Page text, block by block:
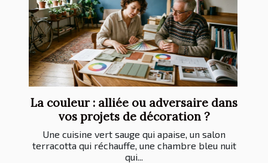
La couleur : alliée ou adversaire dans
vos projets de décoration ?
Une cuisine vert sauge qui apaise, un salon
terracotta qui réchauffe, une chambre bleu nuit
qui...